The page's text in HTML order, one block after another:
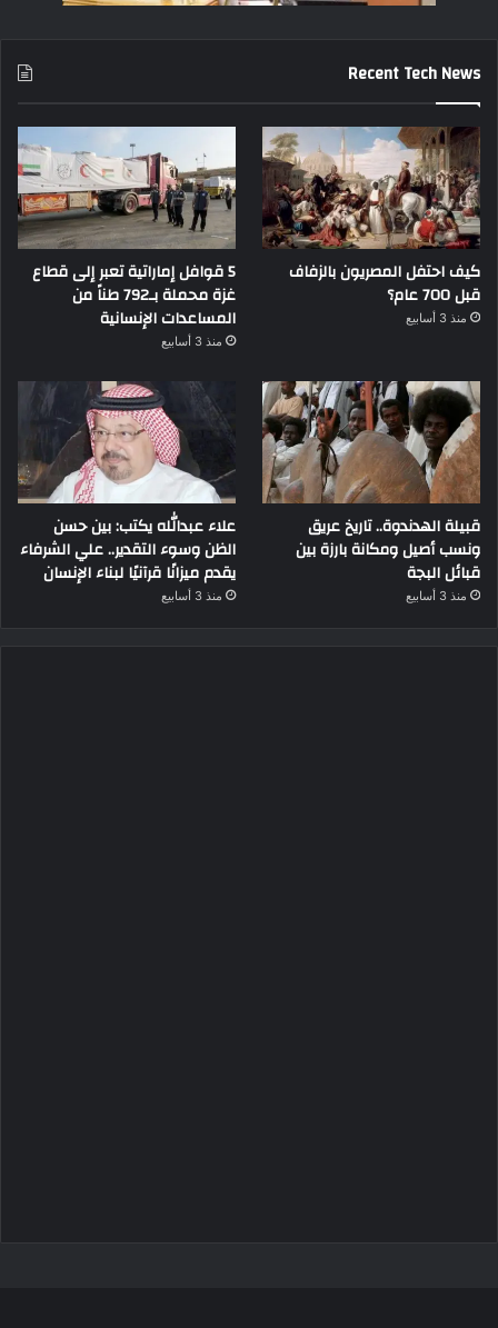
Recent Tech News
كيف احتفل المصريون بالزفاف
قبل 700 عام؟
منذ 3 أسابيع
5 قوافل إماراتية تعبر إلى قطاع
غزة محملة بـ792 طناً من
المساعدات الإنسانية
منذ 3 أسابيع
قبيلة الهدندوة.. تاريخ عريق
ونسب أصيل ومكانة بارزة بين
قبائل البجة
منذ 3 أسابيع
علاء عبدالله يكتب: بين حسن
الظن وسوء التقدير.. علي الشرفاء
يقدم ميزانًا قرآنيًا لبناء الإنسان
منذ 3 أسابيع